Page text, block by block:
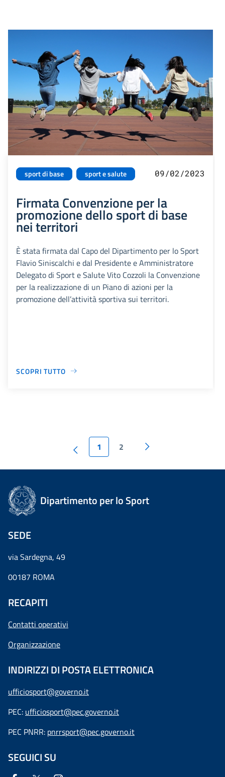
sport di base sport e salute 09/02/2023
Firmata Convenzione per la
promozione dello sport di base
nei territori
È stata firmata dal Capo del Dipartimento per lo Sport
Flavio Siniscalchi e dal Presidente e Amministratore
Delegato di Sport e Salute Vito Cozzoli la Convenzione
per la realizzazione di un Piano di azioni per la
promozione dell’attività sportiva sui territori.
SCOPRI TUTTO
1 2
Dipartimento per lo Sport
SEDE
via Sardegna, 49
00187 ROMA
RECAPITI
Contatti operativi
Organizzazione
INDIRIZZI DI POSTA ELETTRONICA
ufficiosport@governo.it
PEC: ufficiosport@pec.governo.it
PEC PNRR: pnrrsport@pec.governo.it
SEGUICI SU